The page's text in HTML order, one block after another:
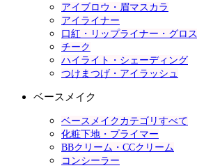
アイブロウ・眉マスカラ
アイライナー
口紅・リップライナー・グロス
チーク
ハイライト・シェーディング
つけまつげ・アイラッシュ
ベースメイク
ベースメイクカテゴリすべて
化粧下地・プライマー
BBクリーム・CCクリーム
コンシーラー